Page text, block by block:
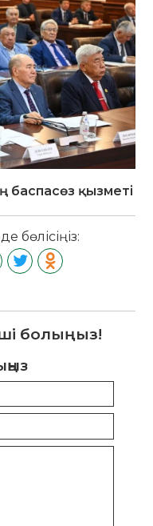
баспасөз қызметі
бөлісіңіз:
болыңыз!